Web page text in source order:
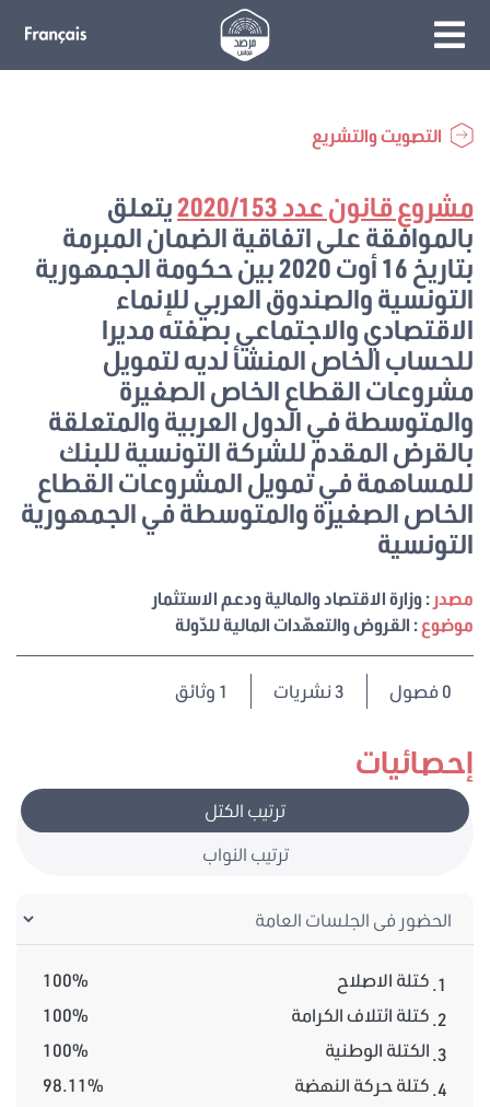
التصويت والتشريع
إحصائيات
ترتيب الكتل
ترتيب النواب
1. كتلة الاصلاح
100%
2. كتلة ائتلاف الكرامة
100%
3. الكتلة الوطنية
100%
4. كتلة حركة النهضة
98.11%
مشروع قانون عدد 2020/153
يتعلق
بالموافقة على اتفاقية الضمان المبرمة
بتاريخ 16 أوت 2020 بين حكومة الجمهورية
التونسية والصندوق العربي للإنماء
الاقتصادي والاجتماعي بصفته مديرا
للحساب الخاص المنشأ لديه لتمويل
مشروعات القطاع الخاص الصغيرة
والمتوسطة في الدول العربية والمتعلقة
بالقرض المقدم للشركة التونسية للبنك
للمساهمة في تمويل المشروعات القطاع
الخاص الصغيرة والمتوسطة في الجمهورية
التونسية
مصدر : وزارة الاقتصاد والمالية ودعم الاستثمار
موضوع: القروض والتعهّدات المالية للدّولة
0فصول 3 نشريات 1 وثائق